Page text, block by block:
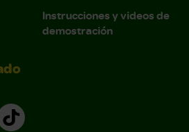
Instrucciones y videos de
demostración
inglés)(en inglés)
TikTok